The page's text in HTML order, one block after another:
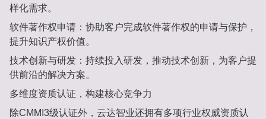
样化需求。
软件著作权申请‌：协助客户完成软件著作权的申请与保护，
提升知识产权价值。
技术创新与研发‌：持续投入研发，推动技术创新，为客户提
供前沿的解决方案‌。
多维度资质认证，构建核心竞争力‌
除CMMI3级认证外，云达智业还拥有多项行业权威资质认